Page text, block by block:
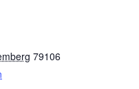
79106